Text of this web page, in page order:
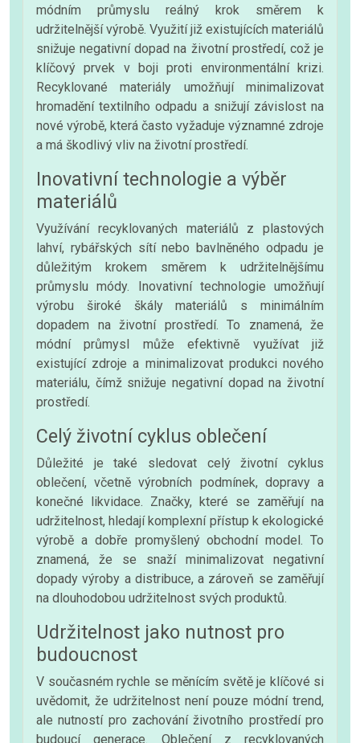
módním průmyslu reálný krok směrem k
udržitelnější výrobě. Využití již existujících materiálů
snižuje negativní dopad na životní prostředí, což je
klíčový prvek v boji proti environmentální krizi.
Recyklované materiály umožňují minimalizovat
hromadění textilního odpadu a snižují závislost na
nové výrobě, která často vyžaduje významné zdroje
a má škodlivý vliv na životní prostředí.
Inovativní technologie a výběr
materiálů
Využívání recyklovaných materiálů z plastových
lahví, rybářských sítí nebo bavlněného odpadu je
důležitým krokem směrem k udržitelnějšímu
průmyslu módy. Inovativní technologie umožňují
výrobu široké škály materiálů s minimálním
dopadem na životní prostředí. To znamená, že
módní průmysl může efektivně využívat již
existující zdroje a minimalizovat produkci nového
materiálu, čímž snižuje negativní dopad na životní
prostředí.
Celý životní cyklus oblečení
Důležité je také sledovat celý životní cyklus
oblečení, včetně výrobních podmínek, dopravy a
konečné likvidace. Značky, které se zaměřují na
udržitelnost, hledají komplexní přístup k ekologické
výrobě a dobře promyšlený obchodní model. To
znamená, že se snaží minimalizovat negativní
dopady výroby a distribuce, a zároveň se zaměřují
na dlouhodobou udržitelnost svých produktů.
Udržitelnost jako nutnost pro
budoucnost
V současném rychle se měnícím světě je klíčové si
uvědomit, že udržitelnost není pouze módní trend,
ale nutností pro zachování životního prostředí pro
budoucí generace. Oblečení z recyklovaných